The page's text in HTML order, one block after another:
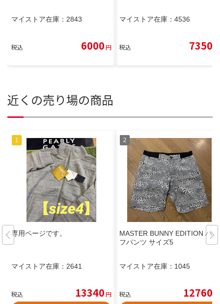
マイストア在庫： 2843
税込 6000円
マイストア在庫： 4536
税込 7350
近くの売り場の商品
専用ページです。
マイストア在庫： 2641
税込 13340円
MASTER BUNNY EDITION ハー
フパンツ サイズ5
マイストア在庫： 1045
税込 12760